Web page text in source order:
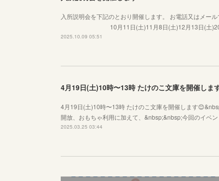
入所説明会を下記のとおり開催します。 お電話又はメー
10月11日(土)11月8日(土)12月13日(土)2026年1
2025.10.09 05:51
4月19日(土)10時〜13時 たけのこ文庫を開催しま
4月19日(土)10時〜13時 たけのこ文庫を開催します
開放、おもちゃ利用に加えて、&nbsp;&nbsp;今回のイベ
2025.03.25 03:44